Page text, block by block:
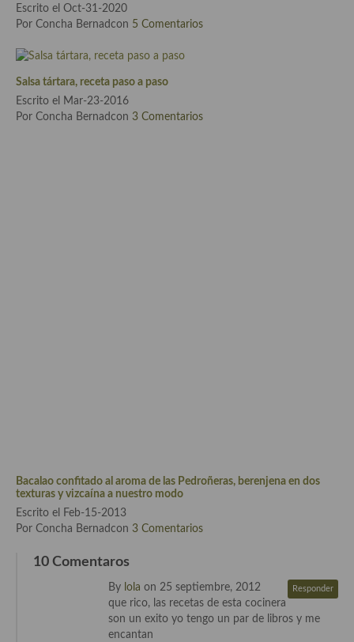
Escrito el Oct-31-2020
Por Concha Bernadcon 5 Comentarios
Salsa tártara, receta paso a paso
Escrito el Mar-23-2016
Por Concha Bernadcon 3 Comentarios
Bacalao confitado al aroma de las Pedroñeras, berenjena en dos
texturas y vizcaína a nuestro modo
Escrito el Feb-15-2013
Por Concha Bernadcon 3 Comentarios
10 Comentaros
By lola on 25 septiembre, 2012 Responder
que rico, las recetas de esta cocinera
son un exito yo tengo un par de libros y me
encantan